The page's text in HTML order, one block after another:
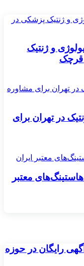
و ژنتیک
قرچک
در تهران برای
معتبر
رایگان در حوزه